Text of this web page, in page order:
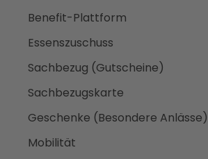
Benefit-Plattform
Essenszuschuss
Sachbezug (Gutscheine)
Sachbezugskarte
Geschenke (Besondere Anlässe)
Mobilität